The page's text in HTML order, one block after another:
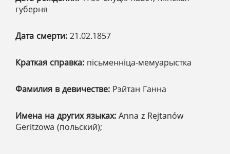
губерня
Дата смерти: 21.02.1857
Краткая справка: пісьменніца-мемуарыстка
Фамилия в девичестве: Рэйтан Ганна
Имена на других языках: Anna z Rejtanów
Geritzowa (польский);